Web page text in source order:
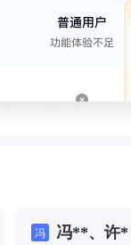
冯 冯**、许*